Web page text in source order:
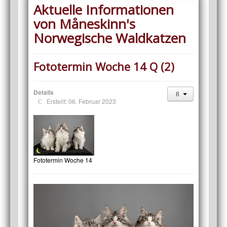
Aktuelle Informationen
von Måneskinn's
Norwegische Waldkatzen
Fototermin Woche 14 Q (2)
Details
Erstellt: 06. Februar 2023
Fototermin Woche 14